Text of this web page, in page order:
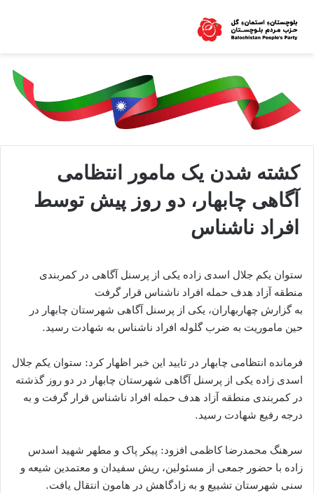
کشته شدن یک مامور انتظامی
آگاهی چابهار، دو روز پیش توسط
افراد ناشناس
ستوان یکم جلال اسدی زاده یکی از پرسنل آگاهی در کمربندی
منطقه آزاد هدف حمله افراد ناشناس قرار گرفت
به گزارش چهاربهاران، یکی از پرسنل آگاهی شهرستان چابهار در
حین ماموریت به ضرب گلوله افراد ناشناس به شهادت رسید.
فرمانده انتظامی چابهار در تایید این خبر اظهار کرد: ستوان یکم جلال
اسدی زاده یکی از پرسنل آگاهی شهرستان چابهار در دو روز گذشته
در کمربندی منطقه آزاد هدف حمله افراد ناشناس قرار گرفت و به
درجه رفیع شهادت رسید.
سرهنگ محمدرضا کاظمی افزود: پیکر پاک و مطهر شهید اسدس
زاده با حضور جمعی از مسئولین، ریش سفیدان و معتمدین شیعه و
سنی شهرستان تشییع و به زادگاهش در هامون انتقال یافت.